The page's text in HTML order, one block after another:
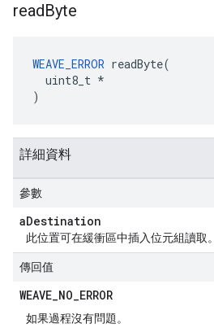
readByte
WEAVE_ERROR readByte(
  uint8_t *
)
詳細資料
參數
aDestination
此位置可在緩衝區中插入位元組讀取。
傳回值
WEAVE_NO_ERROR
如果過程沒有問題。